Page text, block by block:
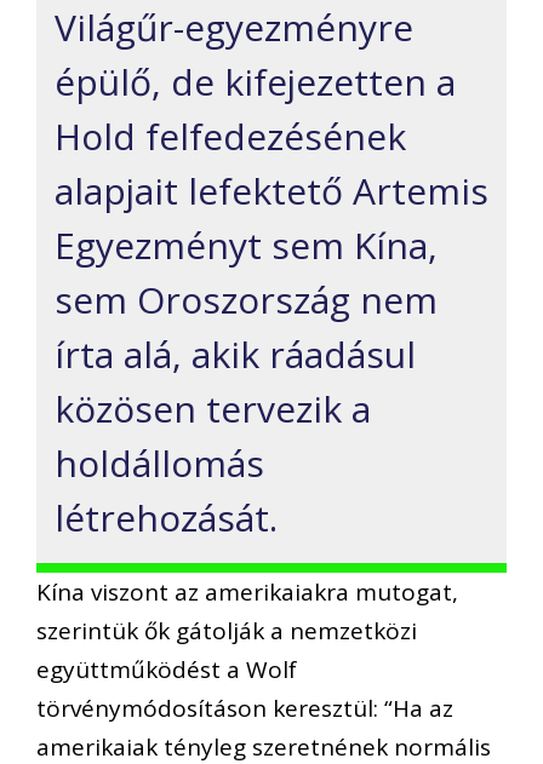
Világűr-egyezményre
épülő, de kifejezetten a
Hold felfedezésének
alapjait lefektető Artemis
Egyezményt sem Kína,
sem Oroszország nem
írta alá, akik ráadásul
közösen tervezik a
holdállomás
létrehozását.
Kína viszont az amerikaiakra mutogat,
szerintük ők gátolják a nemzetközi
együttműködést a Wolf
törvénymódosításon keresztül: “Ha az
amerikaiak tényleg szeretnének normális